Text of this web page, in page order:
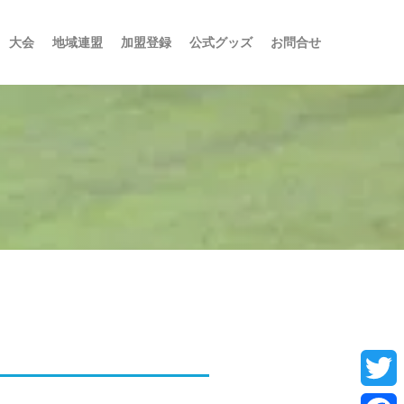
大会 地域連盟 加盟登録 公式グッズ お問合せ